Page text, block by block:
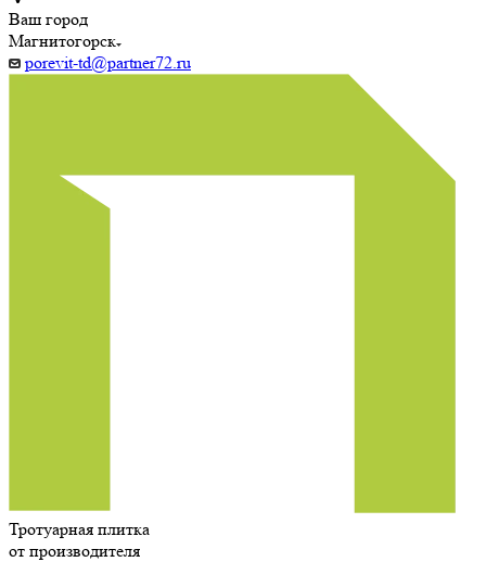
Ваш город
Магнитогорск
porevit-td@partner72.ru
Тротуарная плитка
от производителя